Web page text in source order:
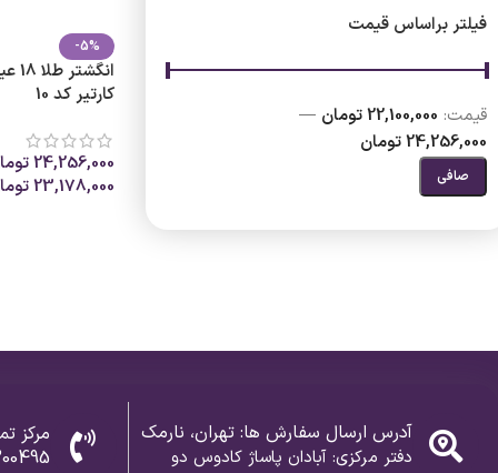
فیلتر براساس قیمت
صافی
قيمت: 22,100,000 تومان
—
24,256,000 تومان
-5%
کارتیر کد 10
24,256,000
23,178,000
آدرس ارسال سفارش ها: تهران، نارمک
دفتر مرکزی: آبادان پاساژ کادوس دو
مرکز